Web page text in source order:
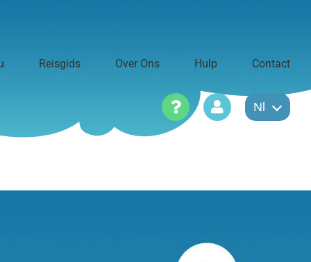
Reisgids Over Ons Hulp Contact
Nl